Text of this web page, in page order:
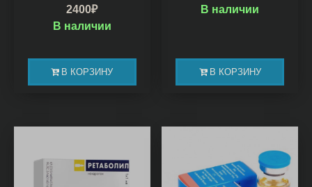
2400₽
В КОРЗИНУ
В наличии
В КОРЗИНУ
В наличии